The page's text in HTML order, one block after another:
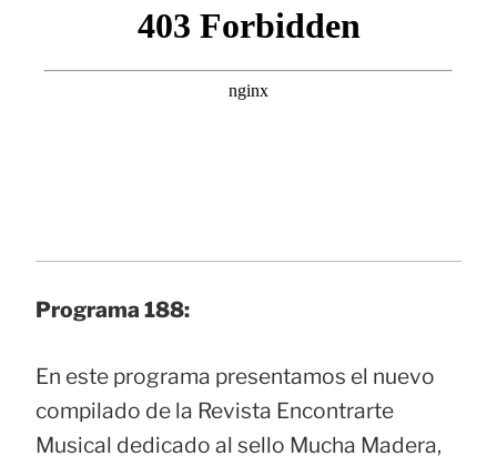
Programa 188:
En este programa presentamos el nuevo
compilado de la Revista Encontrarte
Musical dedicado al sello Mucha Madera,